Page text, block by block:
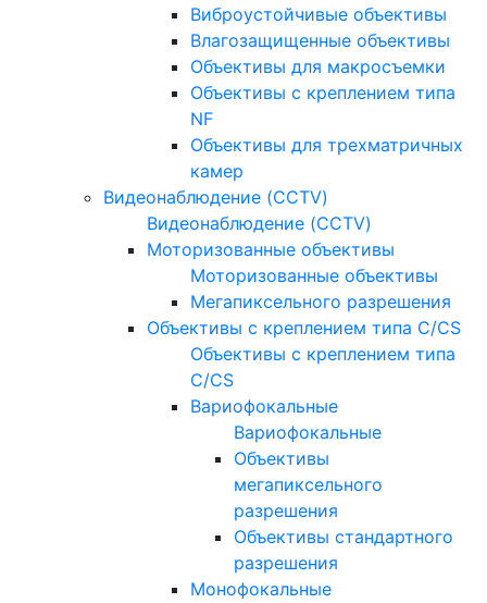
Виброустойчивые объективы
Влагозащищенные объективы
Объективы для макросъемки
Объективы с креплением типа
NF
Объективы для трехматричных
камер
Видеонаблюдение (CCTV)
Видеонаблюдение (CCTV)
Моторизованные объективы
Моторизованные объективы
Мегапиксельного разрешения
Объективы с креплением типа C/CS
Объективы с креплением типа
C/CS
Вариофокальные
Вариофокальные
Объективы
мегапиксельного
разрешения
Объективы стандартного
разрешения
Монофокальные